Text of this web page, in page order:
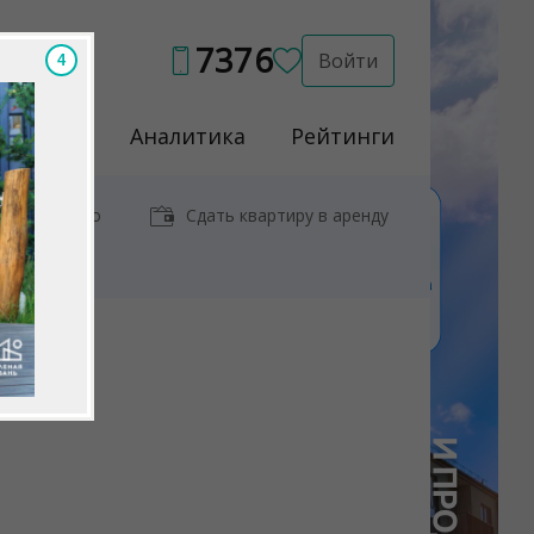
7376 Войти
Услуги Аналитика Рейтинги
у метро Сдать квартиру в аренду
2